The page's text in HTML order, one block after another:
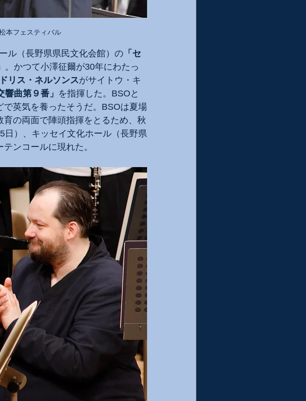
本フェスティバル
ル（長野県県民文化会館）の 「セ
。かつて小澤征爾が30年にわたっ
リス・ネルソンスがサイトウ・キ
曲第９番」 を指揮した。BSOと
英気を養ったそうだ。BSOは夏場
の両面で陣頭指揮をとるため、秋
）、キッセイ文化ホール（長野県
ンコールに現れた。